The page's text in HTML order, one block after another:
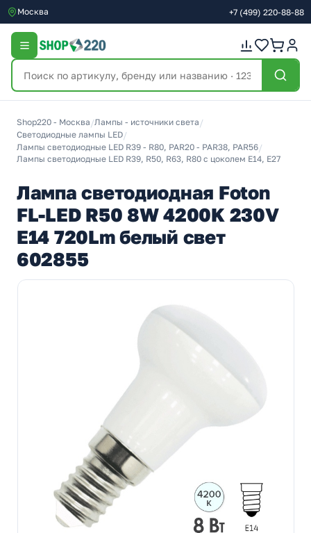
Москва +7 (499) 220-88-88
Shop220 - Москва /Лампы - источники света /
Светодиодные лампы LED/
Лампы светодиодные LED R39 - R80, PAR20 - PAR38, PAR56/
Лампы светодиодные LED R39, R50, R63, R80 с цоколем E14, E27
Лампа светодиодная Foton
FL-LED R50 8W 4200K 230V
E14 720Lm белый свет
602855